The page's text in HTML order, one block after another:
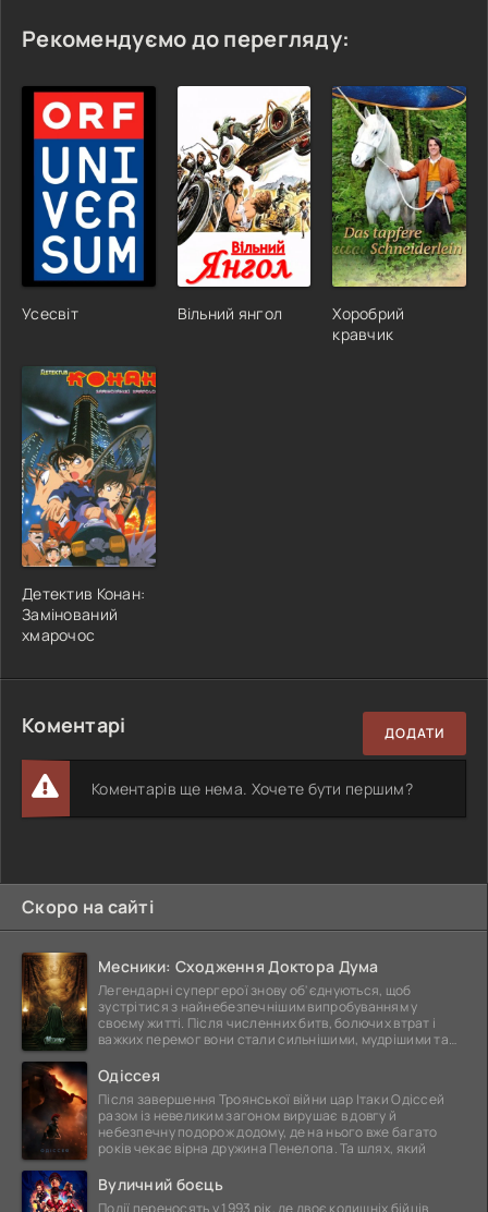
Рекомендуємо до перегляду:
Усесвіт Вільний янгол
Хоробрий
кравчик
Детектив Конан:
Замінований
хмарочос
Коментарі ДОДАТИ
Коментарів ще нема. Хочете бути першим?
Скоро на сайті
Месники: Сходження Доктора Дума
Легендарні супергерої знову об'єднуються, щоб
зустрітися з найнебезпечнішим випробуванням у
своєму житті. Після численних битв, болючих втрат і
важких перемог вони стали сильнішими, мудрішими та
Одіссея
Після завершення Троянської війни цар Ітаки Одіссей
разом із невеликим загоном вирушає в довгу й
небезпечну подорож додому, де на нього вже багато
років чекає вірна дружина Пенелопа. Та шлях, який
Вуличний боєць
Події переносять у 1993 рік, де двоє колишніх бійців